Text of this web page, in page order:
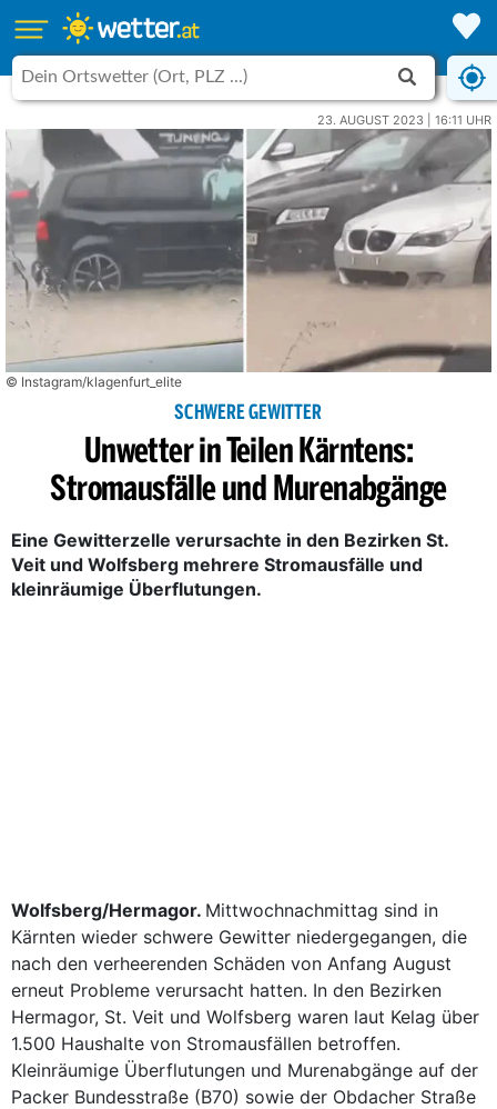
23. AUGUST 2023 | 16:11 UHR
© Instagram/klagenfurt_elite
SCHWERE GEWITTER
Unwetter in Teilen Kärntens:
Stromausfälle und Murenabgänge
Eine Gewitterzelle verursachte in den Bezirken St.
Veit und Wolfsberg mehrere Stromausfälle und
kleinräumige Überflutungen.
Wolfsberg/Hermagor. Mittwochnachmittag sind in
Kärnten wieder schwere Gewitter niedergegangen, die
nach den verheerenden Schäden von Anfang August
erneut Probleme verursacht hatten. In den Bezirken
Hermagor, St. Veit und Wolfsberg waren laut Kelag über
1.500 Haushalte von Stromausfällen betroffen.
Kleinräumige Überflutungen und Murenabgänge auf der
Packer Bundesstraße (B70) sowie der Obdacher Straße